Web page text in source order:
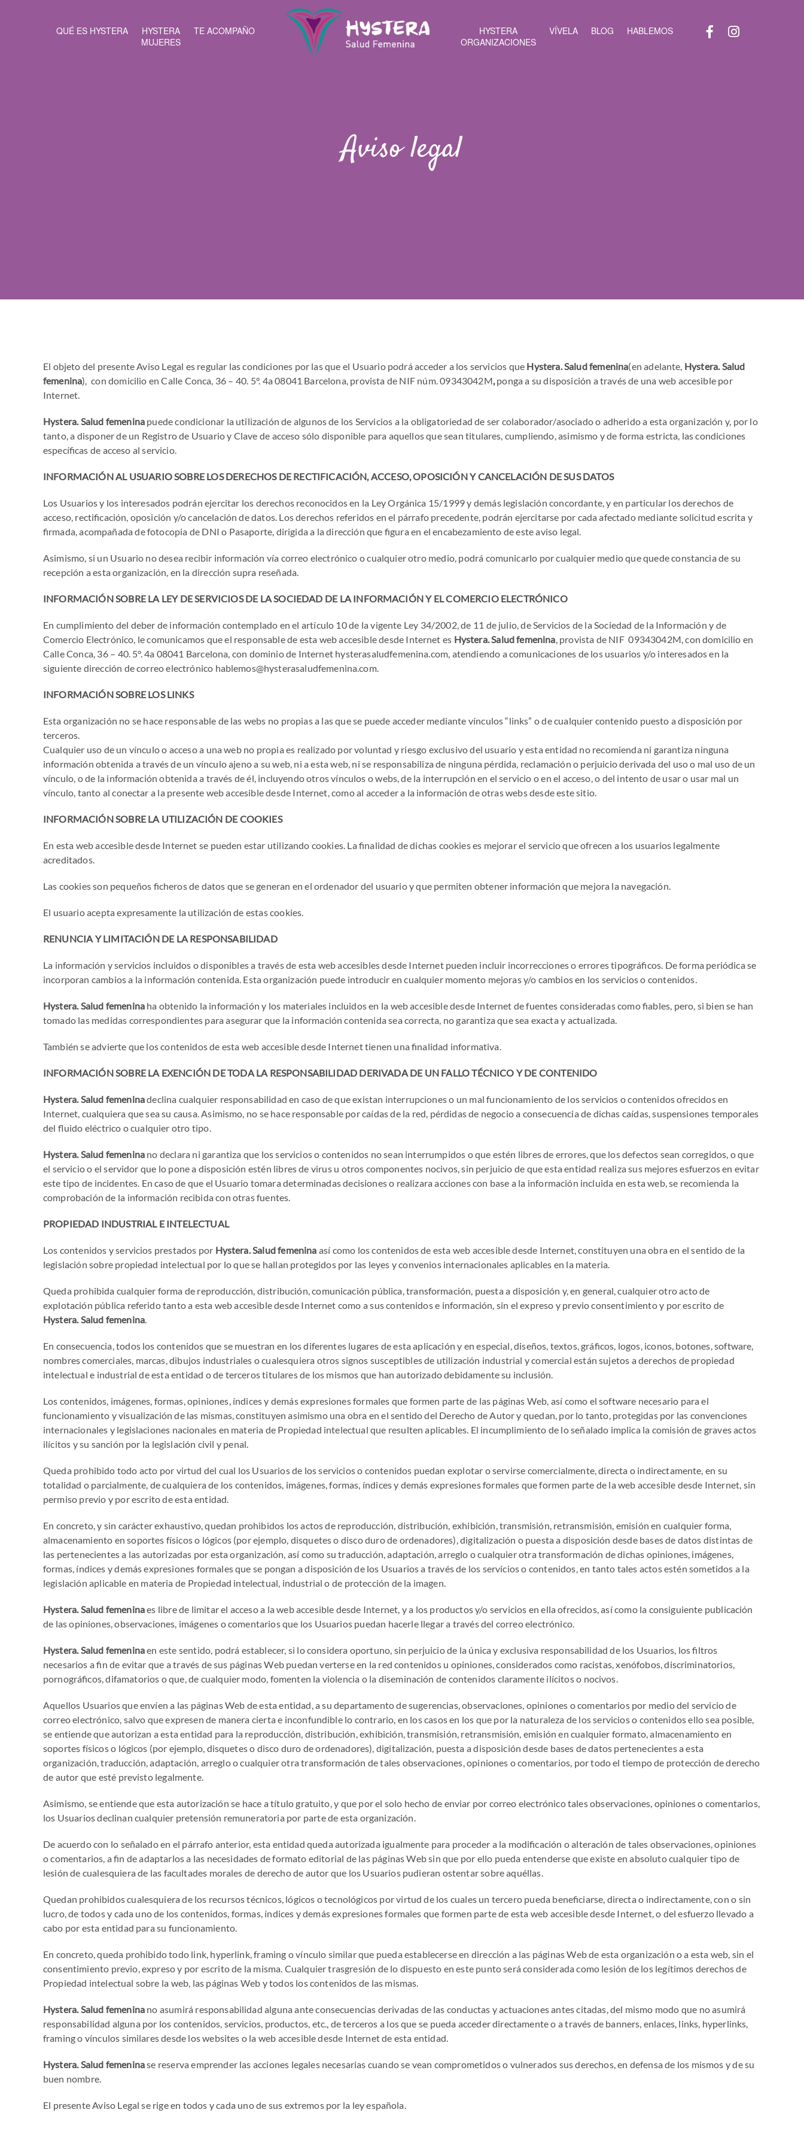
QUÉ ES HYSTERA
HYSTERA
MUJERES
TE ACOMPAÑO
HYSTERA
ORGANIZACIONES
VÍVELA BLOG HABLEMOS
Aviso legal
El objeto del presente Aviso Legal es regular las condiciones por las que el Usuario podrá acceder a los servicios que Hystera. Salud femenina(en adelante, Hystera. Salud
femenina), con domicilio en Calle Conca, 36 – 40. 5°. 4a 08041 Barcelona, provista de NIF núm. 09343042M,ponga a su disposición a través de una web accesible por
Internet.
Hystera. Salud femenina puede condicionar la utilización de algunos de los Servicios a la obligatoriedad de ser colaborador/asociado o adherido a esta organización y, por lo
tanto, a disponer de un Registro de Usuario y Clave de acceso sólo disponible para aquellos que sean titulares, cumpliendo, asimismo y de forma estricta, las condiciones
específicas de acceso al servicio.
INFORMACIÓN AL USUARIO SOBRE LOS DERECHOS DE RECTIFICACIÓN, ACCESO, OPOSICIÓN Y CANCELACIÓN DE SUS DATOS
Los Usuarios y los interesados podrán ejercitar los derechos reconocidos en la Ley Orgánica 15/1999 y demás legislación concordante, y en particular los derechos de
acceso, rectificación, oposición y/o cancelación de datos. Los derechos referidos en el párrafo precedente, podrán ejercitarse por cada afectado mediante solicitud escrita y
firmada, acompañada de fotocopia de DNI o Pasaporte, dirigida a la dirección que figura en el encabezamiento de este aviso legal.
Asimismo, si un Usuario no desea recibir información vía correo electrónico o cualquier otro medio, podrá comunicarlo por cualquier medio que quede constancia de su
recepción a esta organización, en la dirección supra reseñada.
INFORMACIÓN SOBRE LA LEY DE SERVICIOS DE LA SOCIEDAD DE LA INFORMACIÓN Y EL COMERCIO ELECTRÓNICO
En cumplimiento del deber de información contemplado en el artículo 10 de la vigente Ley 34/2002, de 11 de julio, de Servicios de la Sociedad de la Información y de
Comercio Electrónico, le comunicamos que el responsable de esta web accesible desde Internet es Hystera. Salud femenina, provista de NIF 09343042M, con domicilio en
Calle Conca, 36 – 40. 5°. 4a 08041 Barcelona, con dominio de Internet hysterasaludfemenina.com, atendiendo a comunicaciones de los usuarios y/o interesados en la
siguiente dirección de correo electrónico hablemos@hysterasaludfemenina.com.
INFORMACIÓN SOBRE LOS LINKS
Esta organización no se hace responsable de las webs no propias a las que se puede acceder mediante vínculos “links” o de cualquier contenido puesto a disposición por
terceros.
Cualquier uso de un vínculo o acceso a una web no propia es realizado por voluntad y riesgo exclusivo del usuario y esta entidad no recomienda ni garantiza ninguna
información obtenida a través de un vínculo ajeno a su web, ni a esta web, ni se responsabiliza de ninguna pérdida, reclamación o perjuicio derivada del uso o mal uso de un
vínculo, o de la información obtenida a través de él, incluyendo otros vínculos o webs, de la interrupción en el servicio o en el acceso, o del intento de usar o usar mal un
vínculo, tanto al conectar a la presente web accesible desde Internet, como al acceder a la información de otras webs desde este sitio.
INFORMACIÓN SOBRE LA UTILIZACIÓN DE COOKIES
En esta web accesible desde Internet se pueden estar utilizando cookies. La finalidad de dichas cookies es mejorar el servicio que ofrecen a los usuarios legalmente
acreditados.
Las cookies son pequeños ficheros de datos que se generan en el ordenador del usuario y que permiten obtener información que mejora la navegación.
El usuario acepta expresamente la utilización de estas cookies.
RENUNCIA Y LIMITACIÓN DE LA RESPONSABILIDAD
La información y servicios incluidos o disponibles a través de esta web accesibles desde Internet pueden incluir incorrecciones o errores tipográficos. De forma periódica se
incorporan cambios a la información contenida. Esta organización puede introducir en cualquier momento mejoras y/o cambios en los servicios o contenidos.
Hystera. Salud femenina ha obtenido la información y los materiales incluidos en la web accesible desde Internet de fuentes consideradas como fiables, pero, si bien se han
tomado las medidas correspondientes para asegurar que la información contenida sea correcta, no garantiza que sea exacta y actualizada.
También se advierte que los contenidos de esta web accesible desde Internet tienen una finalidad informativa.
INFORMACIÓN SOBRE LA EXENCIÓN DE TODA LA RESPONSABILIDAD DERIVADA DE UN FALLO TÉCNICO Y DE CONTENIDO
Hystera. Salud femeninadeclina cualquier responsabilidad en caso de que existan interrupciones o un mal funcionamiento de los servicios o contenidos ofrecidos en
Internet, cualquiera que sea su causa. Asimismo, no se hace responsable por caídas de la red, pérdidas de negocio a consecuencia de dichas caídas, suspensiones temporales
del fluido eléctrico o cualquier otro tipo.
Hystera. Salud femenina no declara ni garantiza que los servicios o contenidos no sean interrumpidos o que estén libres de errores, que los defectos sean corregidos, o que
el servicio o el servidor que lo pone a disposición estén libres de virus u otros componentes nocivos, sin perjuicio de que esta entidad realiza sus mejores esfuerzos en evitar
este tipo de incidentes. En caso de que el Usuario tomara determinadas decisiones o realizara acciones con base a la información incluida en esta web, se recomienda la
comprobación de la información recibida con otras fuentes.
PROPIEDAD INDUSTRIAL E INTELECTUAL
Los contenidos y servicios prestados por Hystera. Salud femenina así como los contenidos de esta web accesible desde Internet, constituyen una obra en el sentido de la
legislación sobre propiedad intelectual por lo que se hallan protegidos por las leyes y convenios internacionales aplicables en la materia.
Queda prohibida cualquier forma de reproducción, distribución, comunicación pública, transformación, puesta a disposición y, en general, cualquier otro acto de
explotación pública referido tanto a esta web accesible desde Internet como a sus contenidos e información, sin el expreso y previo consentimiento y por escrito de
Hystera. Salud femenina.
En consecuencia, todos los contenidos que se muestran en los diferentes lugares de esta aplicación y en especial, diseños, textos, gráficos, logos, iconos, botones, software,
nombres comerciales, marcas, dibujos industriales o cualesquiera otros signos susceptibles de utilización industrial y comercial están sujetos a derechos de propiedad
intelectual e industrial de esta entidad o de terceros titulares de los mismos que han autorizado debidamente su inclusión.
Los contenidos, imágenes, formas, opiniones, índices y demás expresiones formales que formen parte de las páginas Web, así como el software necesario para el
funcionamiento y visualización de las mismas, constituyen asimismo una obra en el sentido del Derecho de Autor y quedan, por lo tanto, protegidas por las convenciones
internacionales y legislaciones nacionales en materia de Propiedad intelectual que resulten aplicables. El incumplimiento de lo señalado implica la comisión de graves actos
ilícitos y su sanción por la legislación civil y penal.
Queda prohibido todo acto por virtud del cual los Usuarios de los servicios o contenidos puedan explotar o servirse comercialmente, directa o indirectamente, en su
totalidad o parcialmente, de cualquiera de los contenidos, imágenes, formas, índices y demás expresiones formales que formen parte de la web accesible desde Internet, sin
permiso previo y por escrito de esta entidad.
En concreto, y sin carácter exhaustivo, quedan prohibidos los actos de reproducción, distribución, exhibición, transmisión, retransmisión, emisión en cualquier forma,
almacenamiento en soportes físicos o lógicos (por ejemplo, disquetes o disco duro de ordenadores), digitalización o puesta a disposición desde bases de datos distintas de
las pertenecientes a las autorizadas por esta organización, así como su traducción, adaptación, arreglo o cualquier otra transformación de dichas opiniones, imágenes,
formas, índices y demás expresiones formales que se pongan a disposición de los Usuarios a través de los servicios o contenidos, en tanto tales actos estén sometidos a la
legislación aplicable en materia de Propiedad intelectual, industrial o de protección de la imagen.
Hystera. Salud femeninaes libre de limitar el acceso a la web accesible desde Internet, y a los productos y/o servicios en ella ofrecidos, así como la consiguiente publicación
de las opiniones, observaciones, imágenes o comentarios que los Usuarios puedan hacerle llegar a través del correo electrónico.
Hystera. Salud femeninaen este sentido, podrá establecer, si lo considera oportuno, sin perjuicio de la única y exclusiva responsabilidad de los Usuarios, los filtros
necesarios a fin de evitar que a través de sus páginas Web puedan verterse en la red contenidos u opiniones, considerados como racistas, xenófobos, discriminatorios,
pornográficos, difamatorios o que, de cualquier modo, fomenten la violencia o la diseminación de contenidos claramente ilícitos o nocivos.
Aquellos Usuarios que envíen a las páginas Web de esta entidad, a su departamento de sugerencias, observaciones, opiniones o comentarios por medio del servicio de
correo electrónico, salvo que expresen de manera cierta e inconfundible lo contrario, en los casos en los que por la naturaleza de los servicios o contenidos ello sea posible,
se entiende que autorizan a esta entidad para la reproducción, distribución, exhibición, transmisión, retransmisión, emisión en cualquier formato, almacenamiento en
soportes físicos o lógicos (por ejemplo, disquetes o disco duro de ordenadores), digitalización, puesta a disposición desde bases de datos pertenecientes a esta
organización, traducción, adaptación, arreglo o cualquier otra transformación de tales observaciones, opiniones o comentarios, por todo el tiempo de protección de derecho
de autor que esté previsto legalmente.
Asimismo, se entiende que esta autorización se hace a título gratuito, y que por el solo hecho de enviar por correo electrónico tales observaciones, opiniones o comentarios,
los Usuarios declinan cualquier pretensión remuneratoria por parte de esta organización.
De acuerdo con lo señalado en el párrafo anterior, esta entidad queda autorizada igualmente para proceder a la modificación o alteración de tales observaciones, opiniones
o comentarios, a fin de adaptarlos a las necesidades de formato editorial de las páginas Web sin que por ello pueda entenderse que existe en absoluto cualquier tipo de
lesión de cualesquiera de las facultades morales de derecho de autor que los Usuarios pudieran ostentar sobre aquéllas.
Quedan prohibidos cualesquiera de los recursos técnicos, lógicos o tecnológicos por virtud de los cuales un tercero pueda beneficiarse, directa o indirectamente, con o sin
lucro, de todos y cada uno de los contenidos, formas, índices y demás expresiones formales que formen parte de esta web accesible desde Internet, o del esfuerzo llevado a
cabo por esta entidad para su funcionamiento.
En concreto, queda prohibido todo link, hyperlink, framing o vínculo similar que pueda establecerse en dirección a las páginas Web de esta organización o a esta web, sin el
consentimiento previo, expreso y por escrito de la misma. Cualquier trasgresión de lo dispuesto en este punto será considerada como lesión de los legítimos derechos de
Propiedad intelectual sobre la web, las páginas Web y todos los contenidos de las mismas.
Hystera. Salud femenina no asumirá responsabilidad alguna ante consecuencias derivadas de las conductas y actuaciones antes citadas, del mismo modo que no asumirá
responsabilidad alguna por los contenidos, servicios, productos, etc., de terceros a los que se pueda acceder directamente o a través de banners, enlaces, links, hyperlinks,
framing o vínculos similares desde los websites o la web accesible desde Internet de esta entidad.
Hystera. Salud femeninase reserva emprender las acciones legales necesarias cuando se vean comprometidos o vulnerados sus derechos, en defensa de los mismos y de su
buen nombre.
El presente Aviso Legal se rige en todos y cada uno de sus extremos por la ley española.